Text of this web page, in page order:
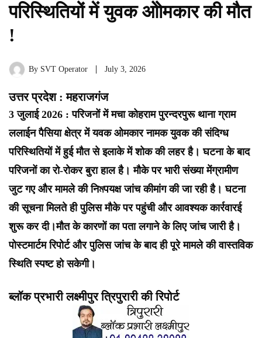
परिस्थितियों में युवक ओोमकार की मौत
!
By SVT Operator July 3, 2026
उत्तर प्रदेश : महराजगंज
3 जुलाई 2026 : परिजनों में मचा कोहराम पुरन्दरपुरू थाना ग्राम
ललाईन पैसिया क्षेत्र में यवक ओमकार नामक युवक की संदिग्ध
परिस्थितियों में हुई मौत से इलाके में शोक की लहर है। घटना के बाद
परिजनों का रो-रोकर बुरा हाल है। मौके पर भारी संख्या मेंग्रामीण
जुट गए और मामले की निমपयक्ष जांच कीमांग की जा रही है। घटना
की सूचना मिलते ही पुलिस मौके पर पहुंची और आवश्यक कार्रवारई
शुरू कर दी।मौत के कारणों का पता लगाने के लिए जांच जारी है।
पोस्टमार्टम रिपोर्ट और पुलिस जांच के बाद ही पूरे मामले की वास्तविक
स्थिति स्पष्ट हो सकेगी।
ब्लॉक प्रभारी लक्ष्मीपुर त्रिपुरारी की रिपोर्ट